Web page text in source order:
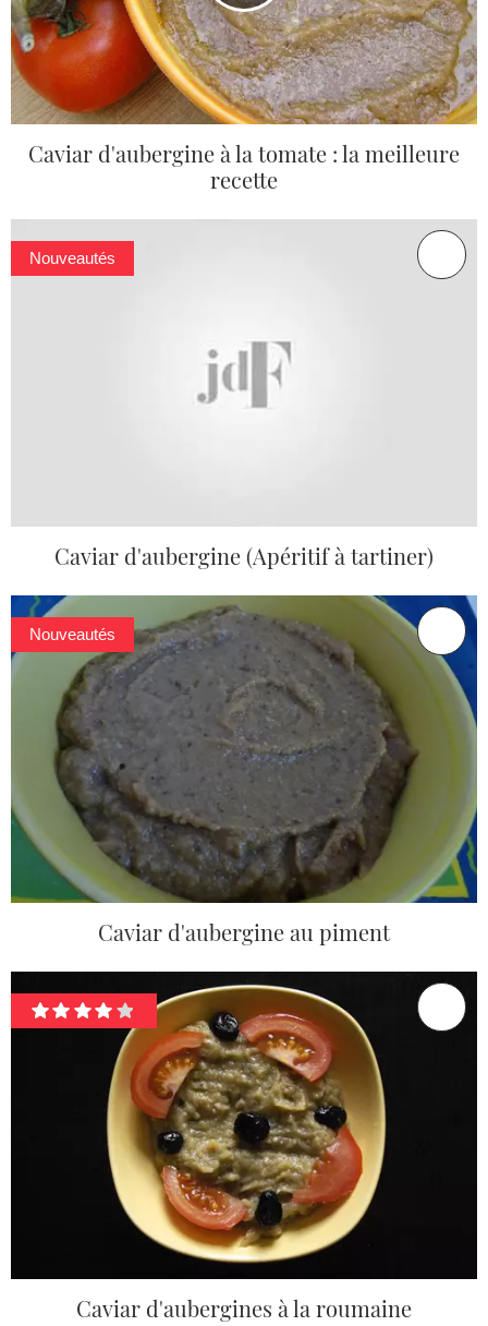
Caviar d'aubergine à la tomate : la meilleure
recette
Nouveautés
Caviar d'aubergine (Apéritif à tartiner)
Nouveautés
Caviar d'aubergine au piment
Caviar d'aubergines à la roumaine